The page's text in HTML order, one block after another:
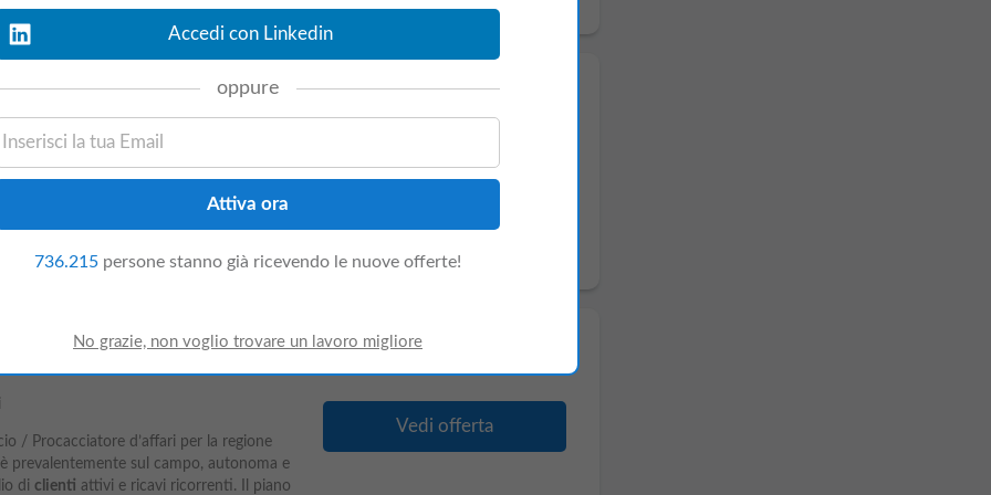
Sul Lavoro – Carriera -
€600 Al Mese
oggi
sul lavoro cerca un consulente per
Italia. Il consulente si occuperà di
con iclienti, coltivando nuove
Vedi offerta
Pagamenti –
/ Procacciatore d’affari per la regione
prevalentemente sul campo, autonoma e
di clienti attivi e ricavi ricorrenti. Il piano
Vedi offerta
Accedi con Linkedin
oppure
736.215 persone stanno già ricevendo le nuove offerte!